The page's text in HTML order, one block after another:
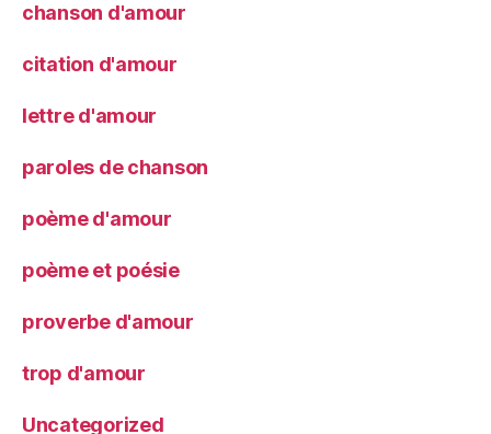
chanson d'amour
citation d'amour
lettre d'amour
paroles de chanson
poème d'amour
poème et poésie
proverbe d'amour
trop d'amour
Uncategorized